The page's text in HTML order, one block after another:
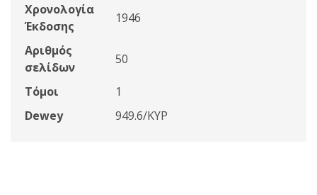
Χρονολογία
Έκδοσης
1946
Αριθμός
σελίδων
50
Τόμοι
1
Dewey
949.6/ΚΥΡ